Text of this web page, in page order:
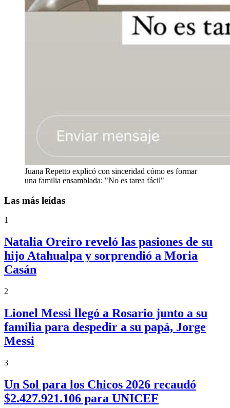
Juana Repetto explicó con sinceridad cómo es formar
una familia ensamblada: "No es tarea fácil"
Las más leídas
1
Natalia Oreiro reveló las pasiones de su
hijo Atahualpa y sorprendió a Moria
Casán
2
Lionel Messi llegó a Rosario junto a su
familia para despedir a su papá, Jorge
Messi
3
Un Sol para los Chicos 2026 recaudó
$2.427.921.106 para UNICEF